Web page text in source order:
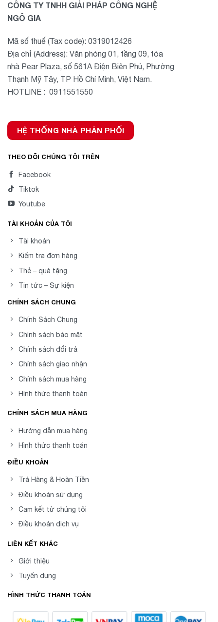
CÔNG TY TNHH GIẢI PHÁP CÔNG NGHỆ
NGÔ GIA
Mã số thuế (Tax code): 0319012426
Địa chỉ (Address): Văn phòng 01, tầng 09, tòa
nhà Pear Plaza, số 561A Điện Biên Phủ, Phường
Thạnh Mỹ Tây, TP Hồ Chí Minh, Việt Nam.
HOTLINE : 0911551550
HỆ THỐNG NHÀ PHÂN PHỐI
THEO DÕI CHÚNG TÔI TRÊN
Facebook
Tiktok
Youtube
TÀI KHOẢN CỦA TÔI
Tài khoản
Kiểm tra đơn hàng
Thẻ – quà tặng
Tin tức – Sự kiện
CHÍNH SÁCH CHUNG
Chính Sách Chung
Chính sách bảo mật
Chính sách đổi trả
Chính sách giao nhận
Chính sách mua hàng
Hình thức thanh toán
CHÍNH SÁCH MUA HÀNG
Hướng dẫn mua hàng
Hình thức thanh toán
ĐIỀU KHOẢN
Trả Hàng & Hoàn Tiền
Điều khoản sử dụng
Cam kết từ chúng tôi
Điều khoản dịch vụ
LIÊN KẾT KHÁC
Giới thiệu
Tuyển dụng
HÌNH THỨC THANH TOÁN